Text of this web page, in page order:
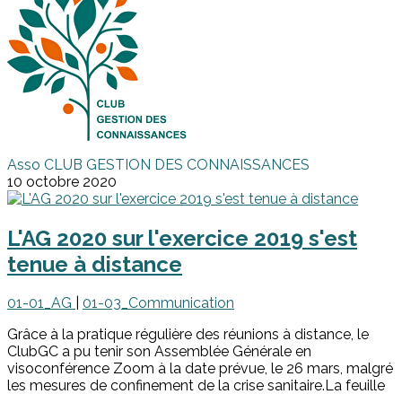
Asso CLUB GESTION DES CONNAISSANCES
10 octobre 2020
L'AG 2020 sur l'exercice 2019 s'est
tenue à distance
01-01_AG
01-03_Communication
Grâce à la pratique régulière des réunions à distance, le
ClubGC a pu tenir son Assemblée Générale en
visoconférence Zoom à la date prévue, le 26 mars, malgré
les mesures de confinement de la crise sanitaire.La feuille